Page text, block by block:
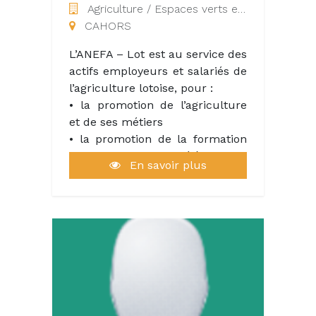
Agriculture / Espaces verts et naturels
CAHORS
L’ANEFA – Lot est au service des
actifs employeurs et salariés de
l’agriculture lotoise, pour :
• la promotion de l’agriculture
et de ses métiers
• la promotion de la formation
agricole pour les élèves, les
salariés et les demandeurs
salarié par la gestion du site
"lagriculture-recrute.org" sur le
département
• la mise en œuvre de
partenariats avec les acteurs
départementaux de l’emploi et
En savoir plus